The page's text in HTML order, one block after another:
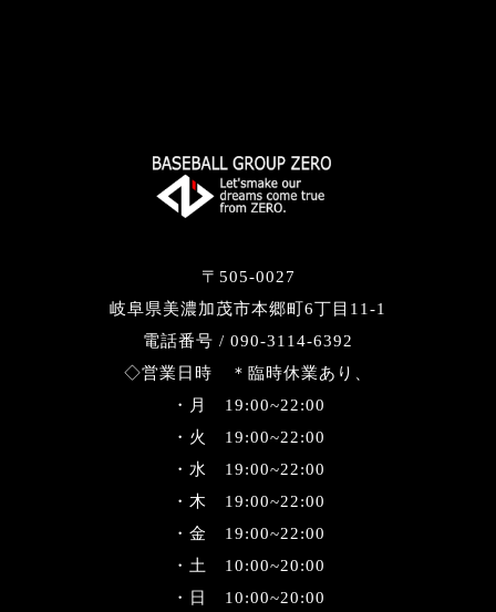
〒505-0027
岐阜県美濃加茂市本郷町6丁目11-1
電話番号 / 090-3114-6392
◇営業日時 ＊臨時休業あり、
・月 19:00~22:00
・火 19:00~22:00
・水 19:00~22:00
・木 19:00~22:00
・金 19:00~22:00
・土 10:00~20:00
・日 10:00~20:00